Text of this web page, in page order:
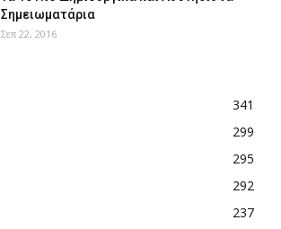
Σημειωματάρια
Σεπ 22, 2016
341
299
295
292
237